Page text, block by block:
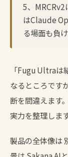
5、MRCRv2
はClaude
る場面も負
「Fugu Ultra
なるところです
断を間違えます
実力を整理します
製品の全体像は